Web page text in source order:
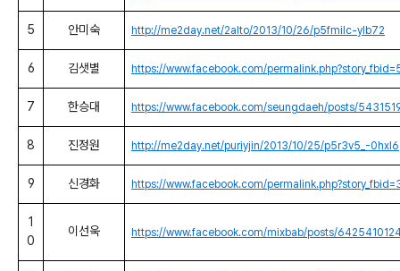
5 안미숙 http://me2day.net/2alto/2013/10/26/p5fmilc-ylb72
6 김샛별 https://www.facebook.com/
7 한승대 https://www.facebook.com/seungdaeh/posts/
8 진정원 http://me2day.net/puriyjin/2013/10/25/p5r3v5_-0hxl6
9 신경화 https://www.facebook.com/
1
0
이선욱 https://www.facebook.com/mixbab/posts/